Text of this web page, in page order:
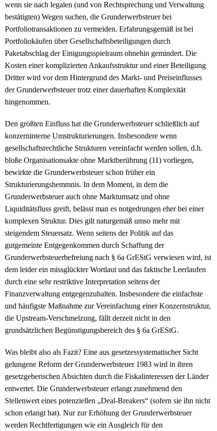
wenn sie nach legalen (und von Rechtsprechung und Verwaltung
bestätigten) Wegen suchen, die Grunderwerbsteuer bei
Portfoliotransaktionen zu vermeiden. Erfahrungsgemäß ist bei
Portfoliokäufen über Gesellschaftsbeteiligungen durch
Paketabschlag der Einigungsspielraum ohnehin gemindert. Die
Kosten einer komplizierten Ankaufsstruktur und einer Beteiligung
Dritter wird vor dem Hintergrund des Markt- und Preiseinflusses
der Grunderwerbsteuer trotz einer dauerhaften Komplexität
hingenommen.
Den größten Einfluss hat die Grunderwerbsteuer schließlich auf
konzerninterne Umstrukturierungen. Insbesondere wenn
gesellschaftsrechtliche Strukturen vereinfacht werden sollen, d.h.
bloße Organisationsakte ohne Marktberührung (11) vorliegen,
bewirkte die Grunderwerbsteuer schon früher ein
Strukturierungshemmnis. In dem Moment, in dem die
Grunderwerbsteuer auch ohne Marktumsatz und ohne
Liquiditätsfluss greift, belässt man es notgedrungen eher bei einer
komplexen Struktur. Dies gilt naturgemäß umso mehr mit
steigendem Steuersatz. Wenn seitens der Politik auf das
gutgemeinte Entgegenkommen durch Schaffung der
Grunderwerbsteuerbefreiung nach § 6a GrEStG verwiesen wird, ist
dem leider ein missglückter Wortlaut und das faktische Leerlaufen
durch eine sehr restriktive Interpretation seitens der
Finanzverwaltung entgegenzuhalten. Insbesondere die einfachste
und häufigste Maßnahme zur Vereinfachung einer Konzernstruktur,
die Upstream-Verschmelzung, fällt derzeit nicht in den
grundsätzlichen Begünstigungsbereich des § 6a GrEStG.
Was bleibt also als Fazit? Eine aus gesetzessystematischer Sicht
gelungene Reform der Grunderwerbsteuer 1983 wird in ihren
gesetzgeberischen Absichten durch die Fiskalinteressen der Länder
entwertet. Die Grunderwerbsteuer erlangt zunehmend den
Stellenwert eines potenziellen „Deal-Breakers“ (sofern sie ihn nicht
schon erlangt hat). Nur zur Erhöhung der Grunderwerbsteuer
werden Rechtfertigungen wie ein Ausgleich für den